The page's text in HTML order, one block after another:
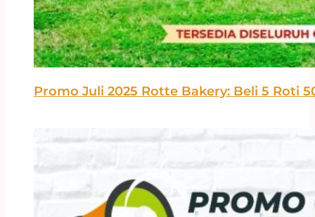
Promo Juli 2025 Rotte Bakery: Beli 5 Roti